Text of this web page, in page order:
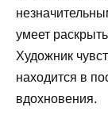
умеет
Художник
находится в
вдохновения.